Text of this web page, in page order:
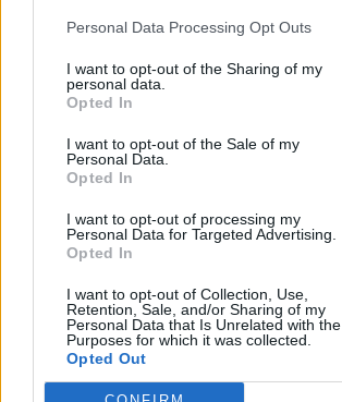
Personal Data Processing Opt Outs
I want to opt-out of the Sharing of my
personal data.
Opted In
I want to opt-out of the Sale of my
Personal Data.
Opted In
I want to opt-out of processing my
Personal Data for Targeted Advertising.
Opted In
I want to opt-out of Collection, Use,
Retention, Sale, and/or Sharing of my
Personal Data that Is Unrelated with the
Purposes for which it was collected.
Opted Out
Grinzane Cavour (34)
Guarene (95)
Lagnasco (77)
Lequio Tanaro (26)
Lesegno (12)
Levice (2)